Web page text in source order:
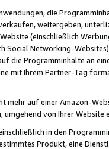
die
weitergeben,
(einschließlich
Social Networking-
die Programminhalte an
mit Ihrem Partner-Tag
mehr auf einer Amazon-
umgehend von Ihrer
in den
Produkt, eine